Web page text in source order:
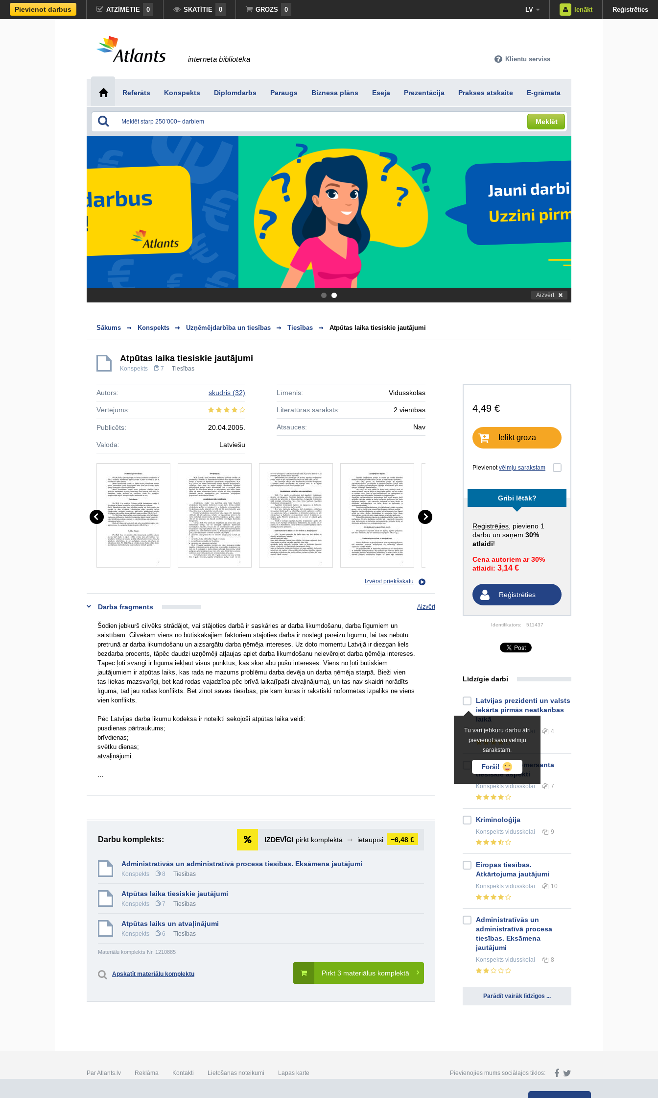
Pievienot darbus ATZĪMĒTIE 0 SKATĪTIE 0 GROZS 0 LV Ienākt Reģistrēties
interneta bibliotēka Klientu serviss
Referāts Konspekts Diplomdarbs Paraugs Biznesa plāns Eseja Prezentācija Prakses atskaite E-grāmata
Meklēt
. Aizvērt
Sākums Konspekts Uzņēmējdarbība un tiesības Tiesības Atpūtas laika tiesiskie jautājumi
Atpūtas laika tiesiskie jautājumi
Konspekts 7 Tiesības
4,49 €
Ielikt grozā
Pievienotvēlmju sarakstam
Gribi lētāk?
Reģistrējies , pievieno 1
darbu un saņem 30%
atlaidi!
Cena autoriem ar 30%
atlaidi: 3,14 €
Reģistrēties
Identifikators: 511437
Autors: skudris (32)
Vērtējums:
Publicēts: 20.04.2005.
Valoda: Latviešu
Līmenis: Vidusskolas
Literatūras saraksts: 2 vienības
Atsauces: Nav
Izvērst priekšskatu
Darba fragments Aizvērt
Šodien jebkurš cilvēks strādājot, vai stājoties darbā ir saskāries ar darba likumdošanu, darba līgumiem un
saistībām. Cilvēkam viens no būtiskākajiem faktoriem stājoties darbā ir noslēgt pareizu līgumu, lai tas nebūtu
pretrunā ar darba likumdošanu un aizsargātu darba ņēmēja intereses. Uz doto momentu Latvijā ir diezgan liels
bezdarba procents, tāpēc daudzi uzņēmēji atļaujas apiet darba likumdošanu neievērojot darba ņēmēja intereses.
Tāpēc ļoti svarīgi ir līgumā iekļaut visus punktus, kas skar abu pušu intereses. Viens no ļoti būtiskiem
jautājumiem ir atpūtas laiks, kas rada ne mazums problēmu darba devēja un darba ņēmēja starpā. Bieži vien
tas liekas mazsvarīgi, bet kad rodas vajadzība pēc brīvā laika(īpaši atvaļinājuma), un tas nav skaidri norādīts
līgumā, tad jau rodas konflikts. Bet zinot savas tiesības, pie kam kuras ir rakstiski noformētas izpaliks ne viens
vien konflikts.
Pēc Latvijas darba likumu kodeksa ir noteikti sekojoši atpūtas laika veidi:
pusdienas pārtraukums;
brīvdienas;
svētku dienas;
atvaļinājumi.
…
Darbu komplekts: IZDEVĪGI pirkt komplektā ➞ ietaupīsi −6,48 €
Administratīvās un administratīvā procesa tiesības. Eksāmena jautājumi
Konspekts 8 Tiesības
Atpūtas laika tiesiskie jautājumi
Konspekts 7 Tiesības
Atpūtas laiks un atvaļinājumi
Konspekts 6 Tiesības
Materiālu komplekts Nr. 1210885
Pirkt 3 materiālus komplektā
Apskatīt materiālu komplektu
Līdzīgie darbi
Tu vari jebkuru darbu ātri
pievienot savu vēlmju
sarakstam.
Forši!
Latvijas prezidenti un valsts
iekārta pirmās neatkarības
laikā
Konspekts vidusskolai 4
Individuālā komersanta
tiesiskie aspekti
Konspektsvidusskolai 7
Kriminoloģija
Konspekts vidusskolai 9
Eiropas tiesības.
Atkārtojuma jautājumi
Konspekts vidusskolai 10
Administratīvās un
administratīvā procesa
tiesības. Eksāmena
jautājumi
Konspekts vidusskolai 8
Parādīt vairāk līdzīgos ...
Par Atlants.lv Reklāma Kontakti Lietošanas noteikumi Lapas karte Pievienojies mums sociālajos tīklos: